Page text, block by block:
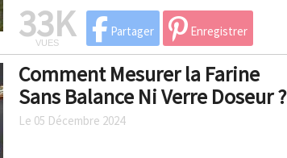
33K
VUES
Partager Enregistrer
Comment Mesurer la Farine
Sans Balance Ni Verre Doseur ?
Le 05 Décembre 2024